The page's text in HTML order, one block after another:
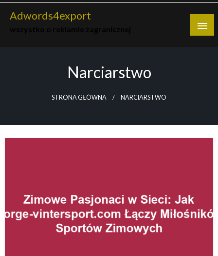
Skip
Adwords4export
Narciarstwo
STRONA GŁÓWNA NARCIARSTWO